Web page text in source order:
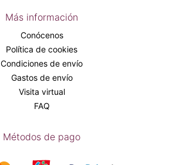
Más información
Conócenos
Política de cookies
Condiciones de envío
Gastos de envío
Visita virtual
FAQ
Métodos de pago